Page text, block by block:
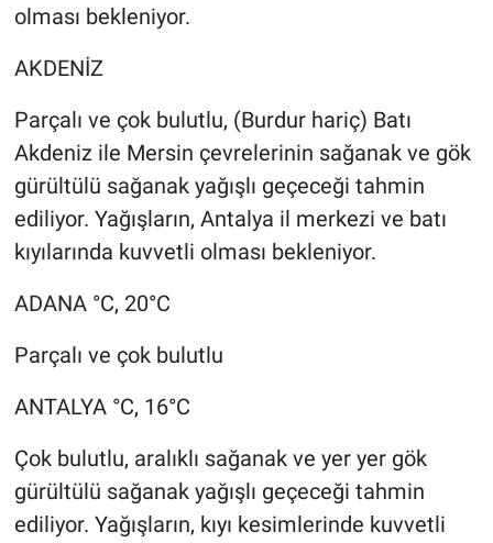
olması bekleniyor.
AKDENİZ
Parçalı ve çok bulutlu, (Burdur hariç) Batı
Akdeniz ile Mersin çevrelerinin sağanak ve gök
gürültülü sağanak yağışlı geçeceği tahmin
ediliyor. Yağışların, Antalya il merkezi ve batı
kıyılarında kuvvetli olması bekleniyor.
ADANA °C, 20°C
Parçalı ve çok bulutlu
ANTALYA °C, 16°C
Çok bulutlu, aralıklı sağanak ve yer yer gök
gürültülü sağanak yağışlı geçeceği tahmin
ediliyor. Yağışların, kıyı kesimlerinde kuvvetli